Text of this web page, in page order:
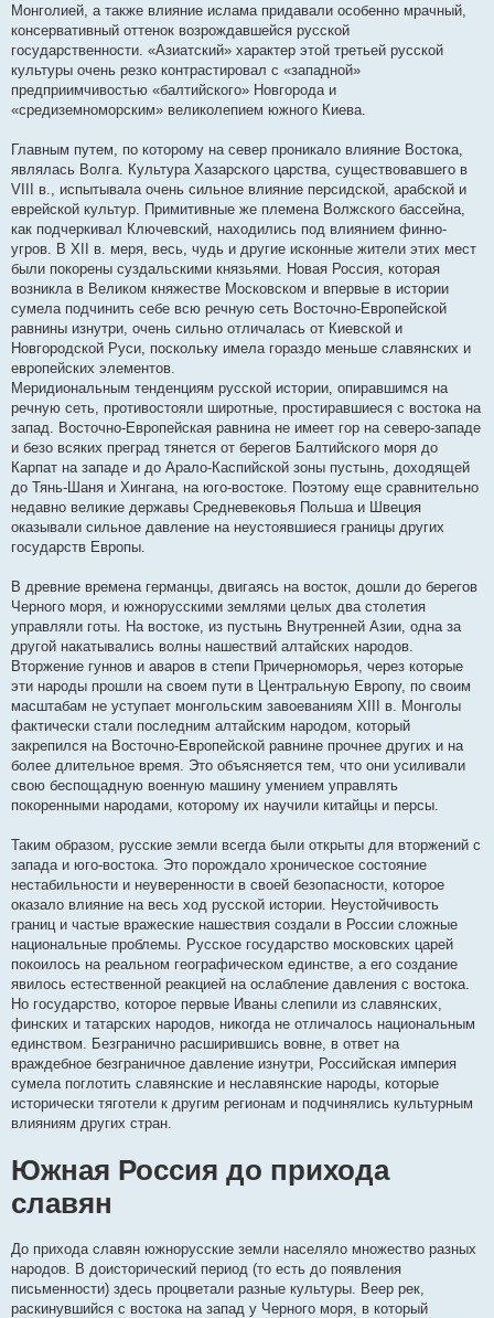
Монголией, а также влияние ислама придавали особенно мрачный,
консервативный оттенок возрождавшейся русской
государственности. «Азиатский» характер этой третьей русской
культуры очень резко контрастировал с «западной»
предприимчивостью «балтийского» Новгорода и
«средиземноморским» великолепием южного Киева.
Главным путем, по которому на север проникало влияние Востока,
являлась Волга. Культура Хазарского царства, существовавшего в
VIII в., испытывала очень сильное влияние персидской, арабской и
еврейской культур. Примитивные же племена Волжского бассейна,
как подчеркивал Ключевский, находились под влиянием финно-
угров. В XII в. меря, весь, чудь и другие исконные жители этих мест
были покорены суздальскими князьями. Новая Россия, которая
возникла в Великом княжестве Московском и впервые в истории
сумела подчинить себе всю речную сеть Восточно-Европейской
равнины изнутри, очень сильно отличалась от Киевской и
Новгородской Руси, поскольку имела гораздо меньше славянских и
европейских элементов.
Меридиональным тенденциям русской истории, опиравшимся на
речную сеть, противостояли широтные, простиравшиеся с востока на
запад. Восточно-Европейская равнина не имеет гор на северо-западе
и безо всяких преград тянется от берегов Балтийского моря до
Карпат на западе и до Арало-Каспийской зоны пустынь, доходящей
до Тянь-Шаня и Хингана, на юго-востоке. Поэтому еще сравнительно
недавно великие державы Средневековья Польша и Швеция
оказывали сильное давление на неустоявшиеся границы других
государств Европы.
В древние времена германцы, двигаясь на восток, дошли до берегов
Черного моря, и южнорусскими землями целых два столетия
управляли готы. На востоке, из пустынь Внутренней Азии, одна за
другой накатывались волны нашествий алтайских народов.
Вторжение гуннов и аваров в степи Причерноморья, через которые
эти народы прошли на своем пути в Центральную Европу, по своим
масштабам не уступает монгольским завоеваниям XIII в. Монголы
фактически стали последним алтайским народом, который
закрепился на Восточно-Европейской равнине прочнее других и на
более длительное время. Это объясняется тем, что они усиливали
свою беспощадную военную машину умением управлять
покоренными народами, которому их научили китайцы и персы.
Таким образом, русские земли всегда были открыты для вторжений с
запада и юго-востока. Это порождало хроническое состояние
нестабильности и неуверенности в своей безопасности, которое
оказало влияние на весь ход русской истории. Неустойчивость
границ и частые вражеские нашествия создали в России сложные
национальные проблемы. Русское государство московских царей
покоилось на реальном географическом единстве, а его создание
явилось естественной реакцией на ослабление давления с востока.
Но государство, которое первые Иваны слепили из славянских,
финских и татарских народов, никогда не отличалось национальным
единством. Безгранично расширившись вовне, в ответ на
враждебное безграничное давление изнутри, Российская империя
сумела поглотить славянские и неславянские народы, которые
исторически тяготели к другим регионам и подчинялись культурным
влияниям других стран.
Южная Россия до прихода
славян
До прихода славян южнорусские земли населяло множество разных
народов. В доисторический период (то есть до появления
письменности) здесь процветали разные культуры. Веер рек,
раскинувшийся с востока на запад у Черного моря, в который